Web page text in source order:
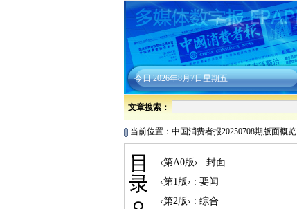
今日2026年8月7日星期五
文章搜索：
当前位置：中国消费者报20250708期版面概览
‹第A0版› : 封面
‹第1版› : 要闻
‹第2版› : 综合